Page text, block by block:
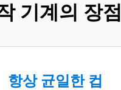
기계의 장점
항상 균일한 컵